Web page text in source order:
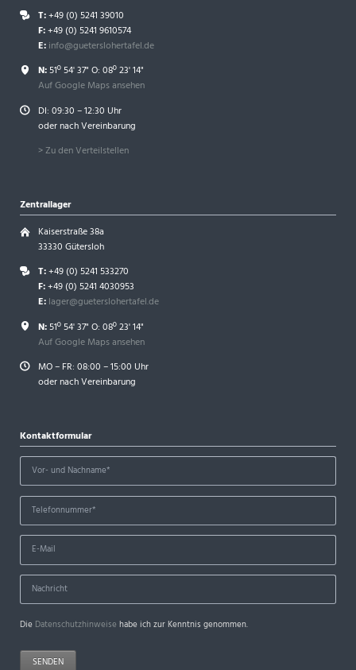
T:+49 (0) 5241 39010
F:+49 (0) 5241 9610574
E: info@gueterslohertafel.de
N:51º 54' 37" O: 08º 23' 14"
Auf Google Maps ansehen
DI: 09:30 – 12:30 Uhr
oder nach Vereinbarung
> Zu den Verteilstellen
Zentrallager
Kaiserstraße 38a
33330 Gütersloh
T:+49 (0) 5241 533270
F:+49 (0) 5241 4030953
E: lager@gueterslohertafel.de
N:51º 54' 37" O: 08º 23' 14"
Auf Google Maps ansehen
MO – FR: 08:00 – 15:00 Uhr
oder nach Vereinbarung
Kontaktformular
Die Datenschutzhinweise habe ich zur Kenntnis genommen.
SENDEN